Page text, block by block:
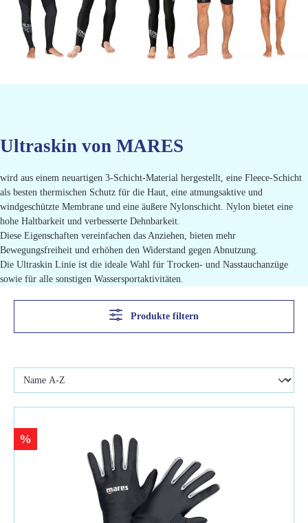
Ultraskin von MARES
wird aus einem neuartigen 3-Schicht-Material hergestellt, eine Fleece-Schicht
als besten thermischen Schutz für die Haut, eine atmungsaktive und
windgeschützte Membrane und eine äußere Nylonschicht. Nylon bietet eine
hohe Haltbarkeit und verbesserte Dehnbarkeit.
Diese Eigenschaften vereinfachen das Anziehen, bieten mehr
Bewegungsfreiheit und erhöhen den Widerstand gegen Abnutzung.
Die Ultraskin Linie ist die ideale Wahl für Trocken- und Nasstauchanzüge
sowie für alle sonstigen Wassersportaktivitäten.
Produkte filtern
%